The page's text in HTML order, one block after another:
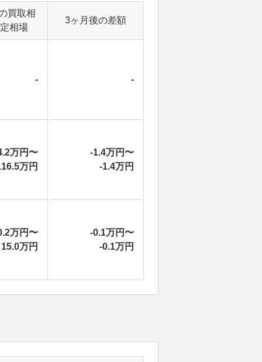
買取相
相場
3ヶ月後の差額
- -
万円〜
万円
-1.4万円〜
-1.4万円
万円〜
15.0万円
-0.1万円〜
-0.1万円